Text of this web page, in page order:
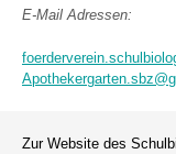
E-Mail Adressen:
Zur Website des